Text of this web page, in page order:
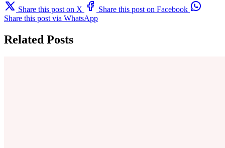
Share this post on X
Share this post on Facebook
Share this post via WhatsApp
Related Posts